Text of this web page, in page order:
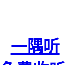
一隅听